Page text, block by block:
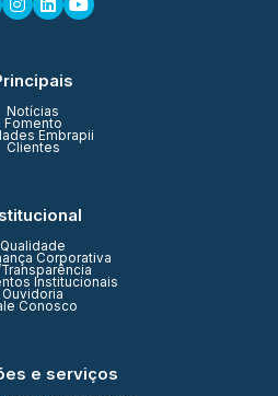
Notícias
Fomento
Embrapii
Clientes
Qualidade
Corporativa
Institucionais
Ouvidoria
Conosco
e serviços